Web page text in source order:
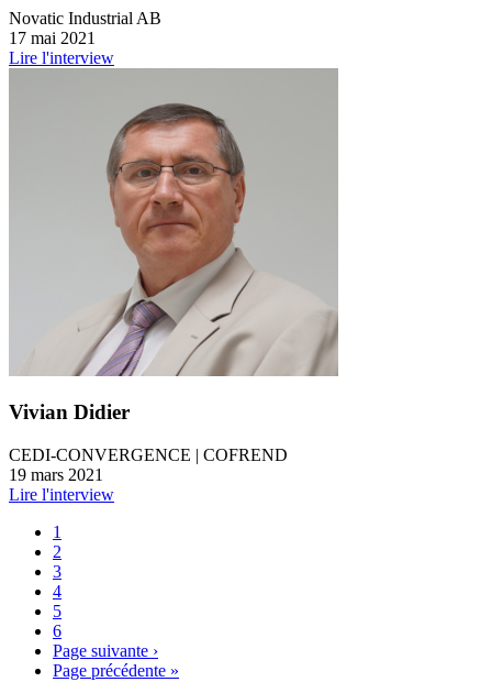
Novatic Industrial AB
17 mai 2021
Lire l'interview
Vivian Didier
CEDI-CONVERGENCE | COFREND
19 mars 2021
Lire l'interview
1
2
3
4
5
6
Page suivante ›
Page précédente »